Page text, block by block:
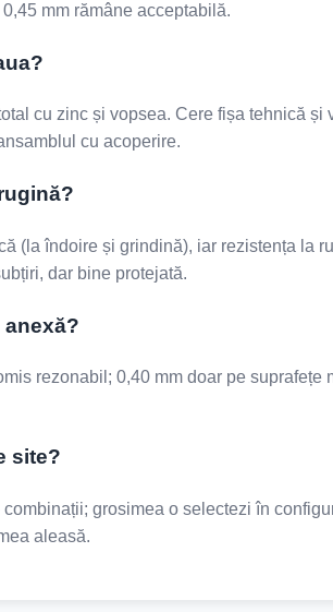
mm rămâne acceptabilă.
cu zinc și vopsea. Cere fișa tehnică și
cu acoperire.
(la îndoire și grindină), iar rezistența
dar bine protejată.
rezonabil; 0,40 mm doar pe
site?
grosimea o selectezi în
aleasă.